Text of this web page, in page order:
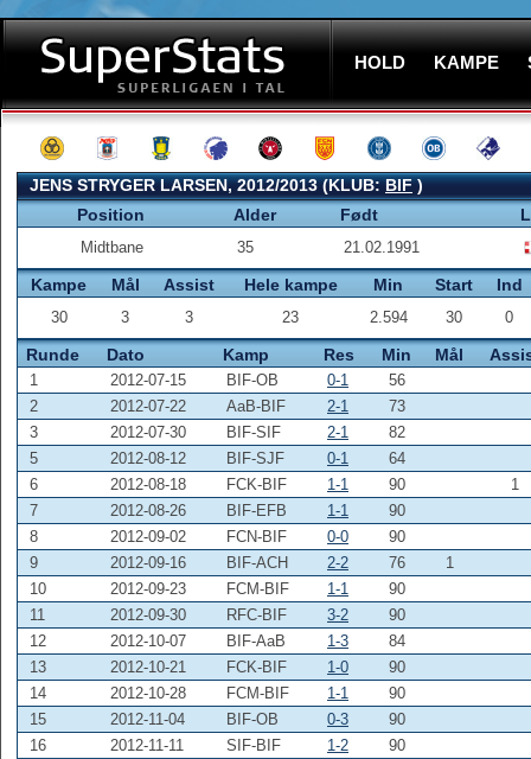
HOLD KAMPE
JENS STRYGER LARSEN, 2012/2013 (KLUB:BIF)
Position
Alder Født
Midtbane 35 21.02.1991
Kampe Mål Assist Hele kampe Min Start Ind
30 3 3 23 2.594 30 0
Runde Dato Kamp Res Min Mål
1 2012-07-15 BIF-OB 0-1
56
2
2012-07-22 AaB-BIF 2-1
73
3
2012-07-30 BIF-SIF 2-1
82
5
2012-08-12 BIF-SJF 0-1
64
6
2012-08-18 FCK-BIF 1-1 90
1
7
2012-08-26 BIF-EFB 1-1
90
8
2012-09-02 FCN-BIF 0-0
90
9
2012-09-16 BIF-ACH 2-2 76
1
10
2012-09-23 FCM-BIF 1-1
90
11
2012-09-30 RFC-BIF 3-2
90
12
2012-10-07 BIF-AaB 1-3
84
13
2012-10-21 FCK-BIF 1-0
90
14
2012-10-28 FCM-BIF 1-1
90
15
2012-11-04 BIF-OB 0-3
90
16
2012-11-11 SIF-BIF 1-2
90